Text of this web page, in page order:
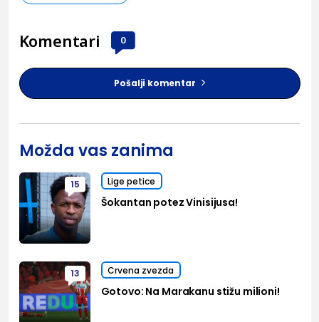
Komentari 0
Pošalji komentar
Možda vas zanima
15 Lige petice
Šokantan potez Vinisijusa!
13 Crvena zvezda
Gotovo: Na Marakanu stižu milioni!